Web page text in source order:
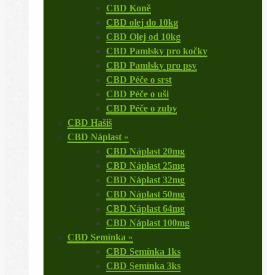
CBD Koně
CBD olej do 10kg
CBD Olej od 10kg
CBD Pamlsky pro kočky
CBD Pamlsky pro psy
CBD Péče o srst
CBD Péče o uši
CBD Péče o zuby
CBD Hašiš
CBD Náplast »
CBD Náplast 20mg
CBD Náplast 25mg
CBD Náplast 32mg
CBD Náplast 50mg
CBD Náplast 64mg
CBD Náplast 100mg
CBD Semínka »
CBD Semínka 1ks
CBD Semínka 3ks